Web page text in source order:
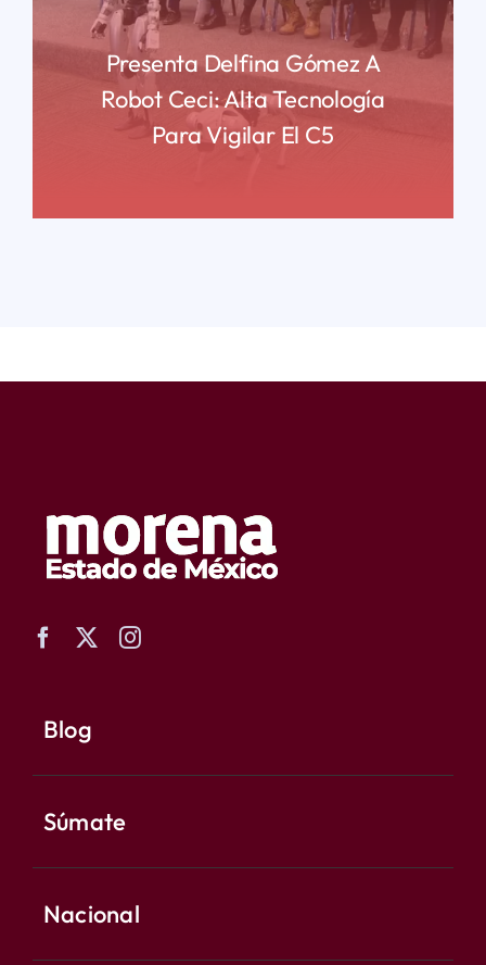
Presenta Delfina Gómez A
Robot Ceci: Alta Tecnología
Para Vigilar El C5
Blog
Súmate
Nacional